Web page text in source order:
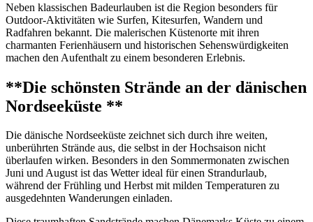
Neben klassischen Badeurlauben ist die Region besonders für
Outdoor-Aktivitäten wie Surfen, Kitesurfen, Wandern und
Radfahren bekannt. Die malerischen Küstenorte mit ihren
charmanten Ferienhäusern und historischen Sehenswürdigkeiten
machen den Aufenthalt zu einem besonderen Erlebnis.
**Die schönsten Strände an der dänischen
Nordseeküste **
Die dänische Nordseeküste zeichnet sich durch ihre weiten,
unberührten Strände aus, die selbst in der Hochsaison nicht
überlaufen wirken. Besonders in den Sommermonaten zwischen
Juni und August ist das Wetter ideal für einen Strandurlaub,
während der Frühling und Herbst mit milden Temperaturen zu
ausgedehnten Wanderungen einladen.